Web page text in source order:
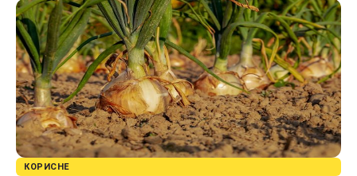
КОРИСНЕ